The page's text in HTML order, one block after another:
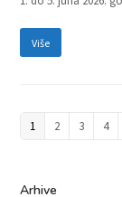
Više
Page
1 Page
2 Page
3 Page
4
Arhive